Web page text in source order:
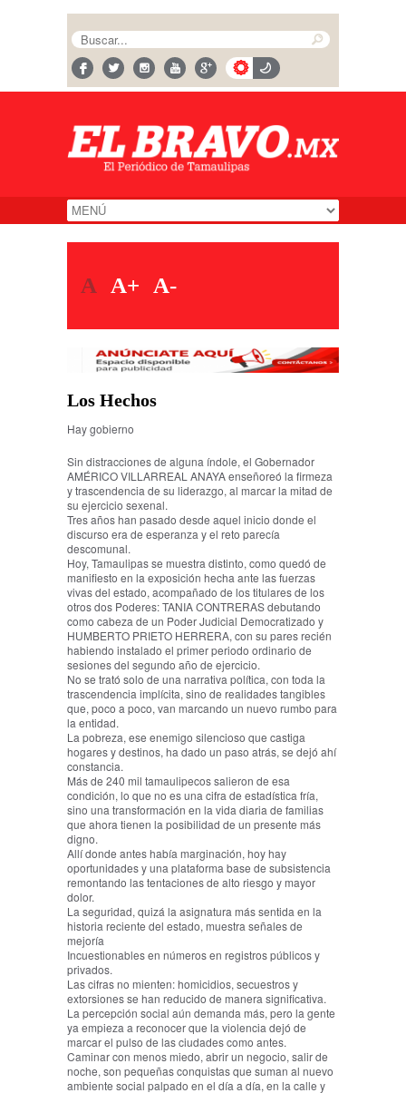
A A+ A-
Los Hechos
Hay gobierno
Sin distracciones de alguna índole, el Gobernador
AMÉRICO VILLARREAL ANAYA enseñoreó la firmeza
y trascendencia de su liderazgo, al marcar la mitad de
su ejercicio sexenal.
Tres años han pasado desde aquel inicio donde el
discurso era de esperanza y el reto parecía
descomunal.
Hoy, Tamaulipas se muestra distinto, como quedó de
manifiesto en la exposición hecha ante las fuerzas
vivas del estado, acompañado de los titulares de los
otros dos Poderes: TANIA CONTRERAS debutando
como cabeza de un Poder Judicial Democratizado y
HUMBERTO PRIETO HERRERA, con su pares recién
habiendo instalado el primer periodo ordinario de
sesiones del segundo año de ejercicio.
No se trató solo de una narrativa política, con toda la
trascendencia implícita, sino de realidades tangibles
que, poco a poco, van marcando un nuevo rumbo para
la entidad.
La pobreza, ese enemigo silencioso que castiga
hogares y destinos, ha dado un paso atrás, se dejó ahí
constancia.
Más de 240 mil tamaulipecos salieron de esa
condición, lo que no es una cifra de estadística fría,
sino una transformación en la vida diaria de familias
que ahora tienen la posibilidad de un presente más
digno.
Allí donde antes había marginación, hoy hay
oportunidades y una plataforma base de subsistencia
remontando las tentaciones de alto riesgo y mayor
dolor.
La seguridad, quizá la asignatura más sentida en la
historia reciente del estado, muestra señales de
mejoría
Incuestionables en números en registros públicos y
privados.
Las cifras no mienten: homicidios, secuestros y
extorsiones se han reducido de manera significativa.
La percepción social aún demanda más, pero la gente
ya empieza a reconocer que la violencia dejó de
marcar el pulso de las ciudades como antes.
Caminar con menos miedo, abrir un negocio, salir de
noche, son pequeñas conquistas que suman al nuevo
ambiente social palpado en el día a día, en la calle y